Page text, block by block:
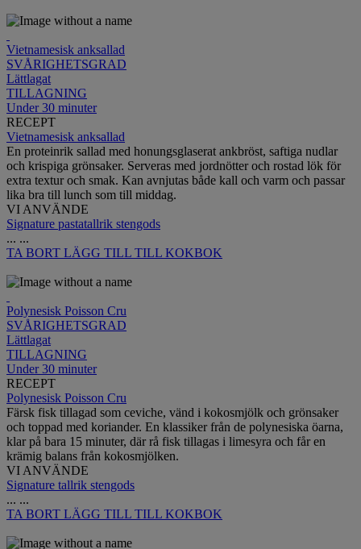
Vietnamesisk anksallad
SVÅRIGHETSGRAD
Lättlagat
TILLAGNING
Under 30 minuter
RECEPT
Vietnamesisk anksallad
En proteinrik sallad med honungsglaserat ankbröst, saftiga nudlar
och krispiga grönsaker. Serveras med jordnötter och rostad lök för
extra textur och smak. Kan avnjutas både kall och varm och passar
lika bra till lunch som till middag.
VI ANVÄNDE
Signature pastatallrik stengods
... ...
TA BORT LÄGG TILL TILL KOKBOK
Polynesisk Poisson Cru
SVÅRIGHETSGRAD
Lättlagat
TILLAGNING
Under 30 minuter
RECEPT
Polynesisk Poisson Cru
Färsk fisk tillagad som ceviche, vänd i kokosmjölk och grönsaker
och toppad med koriander. En klassiker från de polynesiska öarna,
klar på bara 15 minuter, där rå fisk tillagas i limesyra och får en
krämig balans från kokosmjölken.
VI ANVÄNDE
Signature tallrik stengods
... ...
TA BORT LÄGG TILL TILL KOKBOK